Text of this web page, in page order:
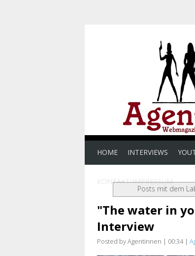
HOME INTERVIEWS
KONTAKT/IMPRESSUM
Posts mit dem
"The water in
Interview
Posted by Agentinnen | 00:34|